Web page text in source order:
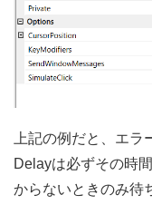
上記の例だと、エラ
Delayは必ずその時
からないときのみ待